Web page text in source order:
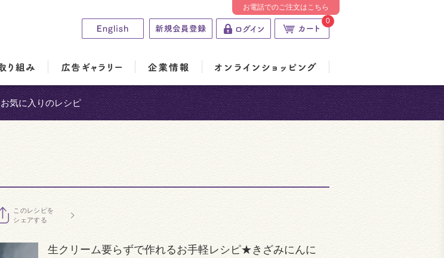
0
お電話でのご注文はこちら
お気に入りのレシピ
このレシピを
シェアする
生クリーム要らずで作れるお手軽レシピ★きざみにんに